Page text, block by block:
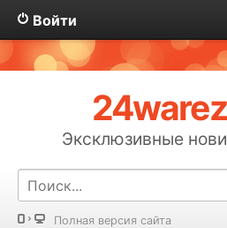
Войти
Эксклюзивные
Полная версия сайта